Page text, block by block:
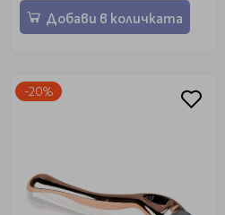
Добави в количката
-20%